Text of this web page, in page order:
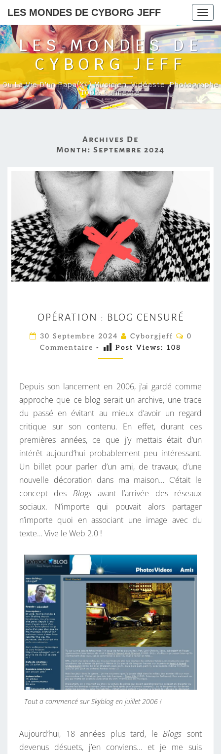
LES MONDES DE CYBORG JEFF
LES MONDES DE
CYBORG JEFF
Ou La Vie D'un Papa(x4) Musicien, Vidéaste, Photographe
100% Connecté
Archives De
Month: Septembre 2024
P
É
R
A
I
O
N
:
B
L
O
G
C
N
R
É
OPÉRATION : BLOG CENSURÉ
30 Septembre 2024 Cyborgjeff
C
A
I
R
E
0
Commentaire - Post Views: 108
Depuis son lancement en 2006, j’ai gardé comme
approche que ce blog serait un archive, une trace
du passé en évitant au mieux d’avoir un regard
critique sur son contenu. En effet, durant ces
premières années, ce que j’y mettais était d’un
intérêt aujourd’hui probablement peu intéressant.
Un billet pour parler d’un ami, de travaux, d’une
nouvelle décoration dans ma maison… C’était le
concept des Blogsavant l’arrivée des réseaux
sociaux. N’importe qui pouvait alors partager
n’importe quoi en associant une image avec du
texte… Vive le Web 2.0 !
Tout a commencé sur Skyblog en juillet 2006 !
Aujourd’hui, 18 années plus tard, leBlogs sont
devenus désuets, j’en conviens… et je me suis